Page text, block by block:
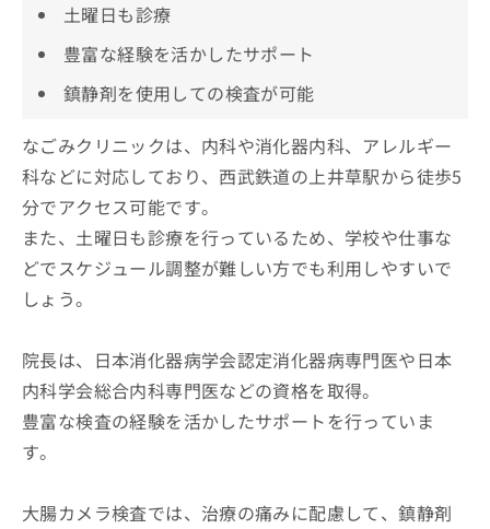
土曜日も診療
豊富な経験を活かしたサポート
鎮静剤を使用しての検査が可能
なごみクリニックは、内科や消化器内科、アレルギー
科などに対応しており、西武鉄道の上井草駅から徒歩5
分でアクセス可能です。
また、土曜日も診療を行っているため、学校や仕事な
どでスケジュール調整が難しい方でも利用しやすいで
しょう。
院長は、日本消化器病学会認定消化器病専門医や日本
内科学会総合内科専門医などの資格を取得。
豊富な検査の経験を活かしたサポートを行っていま
す。
大腸カメラ検査では、治療の痛みに配慮して、鎮静剤